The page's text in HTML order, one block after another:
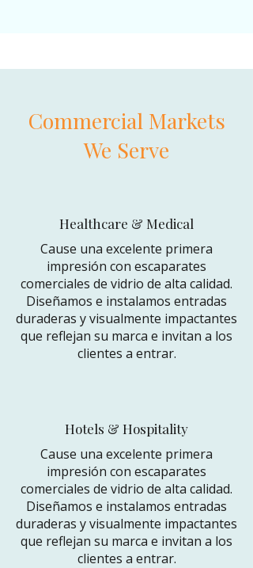
Commercial Markets
We Serve
Healthcare & Medical
Cause una excelente primera
impresión con escaparates
comerciales de vidrio de alta calidad.
Diseñamos e instalamos entradas
duraderas y visualmente impactantes
que reflejan su marca e invitan a los
clientes a entrar.
Hotels & Hospitality
Cause una excelente primera
impresión con escaparates
comerciales de vidrio de alta calidad.
Diseñamos e instalamos entradas
duraderas y visualmente impactantes
que reflejan su marca e invitan a los
clientes a entrar.